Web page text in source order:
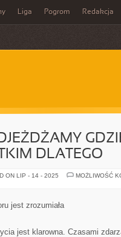
Liga Pogrom Redakcja
DLATEGO
ON LIP - 14 - 2025
MOŻLIWOŚĆ
jest zrozumiała
jest klarowna. Czasami